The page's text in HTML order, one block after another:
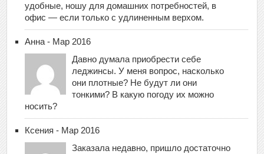
удобные, ношу для домашних потребностей, в
офис — если только с удлиненным верхом.
Анна - Мар 2016
Давно думала приобрести себе
леджинсы. У меня вопрос, насколько
они плотные? Не будут ли они
тонкими? В какую погоду их можно
носить?
Ксения - Мар 2016
Заказала недавно, пришло достаточно